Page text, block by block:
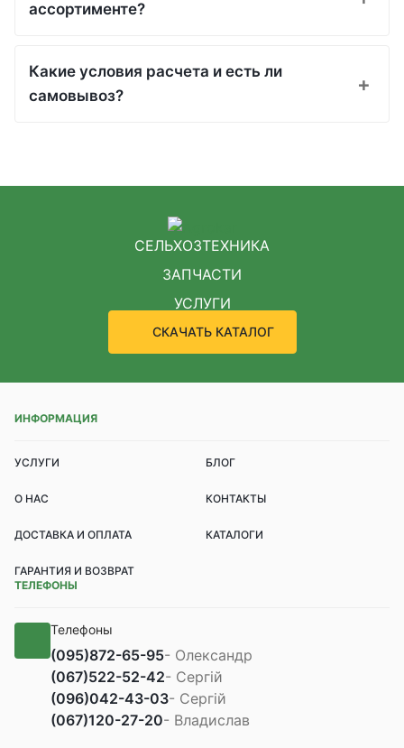
ассортименте?
Какие условия расчета и есть ли
самовывоз?
СЕЛЬХОЗТЕХНИКА
ЗАПЧАСТИ
УСЛУГИ
СКАЧАТЬ КАТАЛОГ
ИНФОРМАЦИЯ
УСЛУГИ БЛОГ
О НАС КОНТАКТЫ
ДОСТАВКА И ОПЛАТА КАТАЛОГИ
ГАРАНТИЯ И ВОЗВРАТ
ТЕЛЕФОНЫ
Телефоны
(095)872-65-95- Олександр
(067)522-52-42- Сергій
(096)042-43-03- Сергій
(067)120-27-20- Владислав